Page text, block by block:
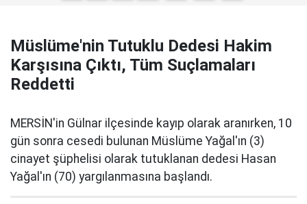
Müslüme'nin Tutuklu Dedesi Hakim
Karşısına Çıktı, Tüm Suçlamaları
Reddetti
MERSİN'in Gülnar ilçesinde kayıp olarak aranırken, 10
gün sonra cesedi bulunan Müslüme Yağal'ın (3)
cinayet şüphelisi olarak tutuklanan dedesi Hasan
Yağal'ın (70) yargılanmasına başlandı.